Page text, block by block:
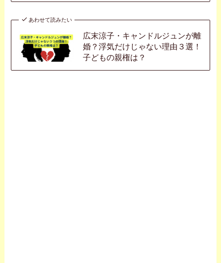
あわせて読みたい
広末涼子・キャンドルジュンが離
婚？浮気だけじゃない理由３選！
子どもの親権は？